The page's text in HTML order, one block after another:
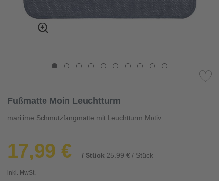
Fußmatte Moin Leuchtturm
maritime Schmutzfangmatte mit Leuchtturm Motiv
17,99 € / Stück 25,99 € / Stück
inkl. MwSt.